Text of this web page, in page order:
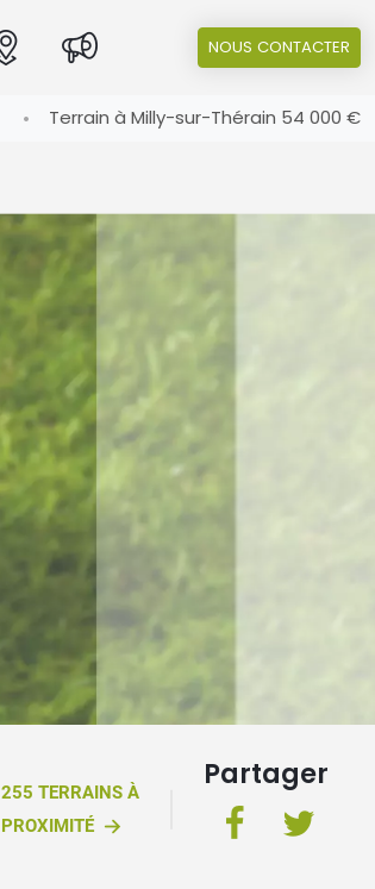
NOUS CONTACTER
Terrain à Milly-sur-Thérain 54 000 €
255 TERRAINS À
PROXIMITÉ
Partager